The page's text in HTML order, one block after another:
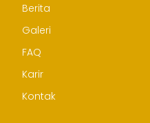
Berita
Galeri
FAQ
Karir
Kontak